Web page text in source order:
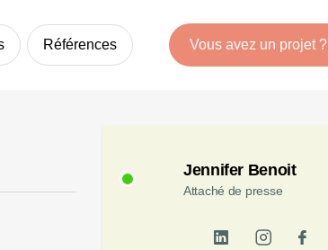
Références Vous avez un projet ?
Jennifer Benoit
Attaché de presse